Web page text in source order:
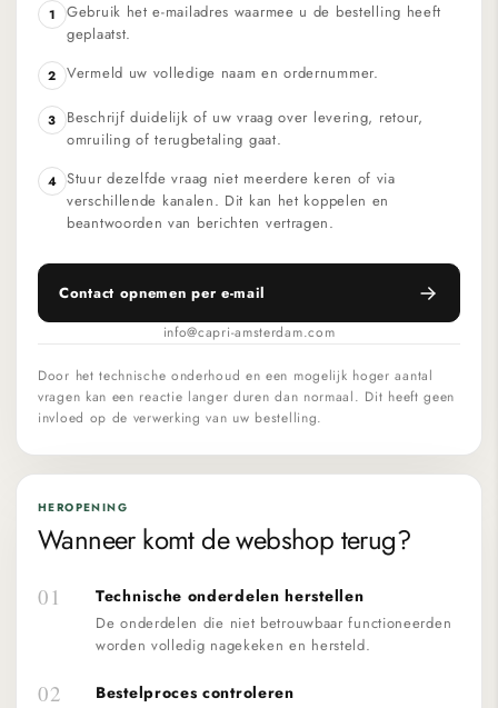
1
Gebruik het e-mailadres waarmee u de bestelling heeft
geplaatst.
2 Vermeld uw volledige naam en ordernummer.
3
Beschrijf duidelijk of uw vraag over levering, retour,
omruiling of terugbetaling gaat.
4 Stuur dezelfde vraag niet meerdere keren of via
verschillende kanalen. Dit kan het koppelen en
beantwoorden van berichten vertragen.
Contact opnemen per e-mail
info@capri-amsterdam.com
Door het technische onderhoud en een mogelijk hoger aantal
vragen kan een reactie langer duren dan normaal. Dit heeft geen
invloed op de verwerking van uw bestelling.
HEROPENING
Wanneer komt de webshop terug?
01 Technische onderdelen herstellen
De onderdelen die niet betrouwbaar functioneerden
worden volledig nagekeken en hersteld.
02 Bestelproces controleren